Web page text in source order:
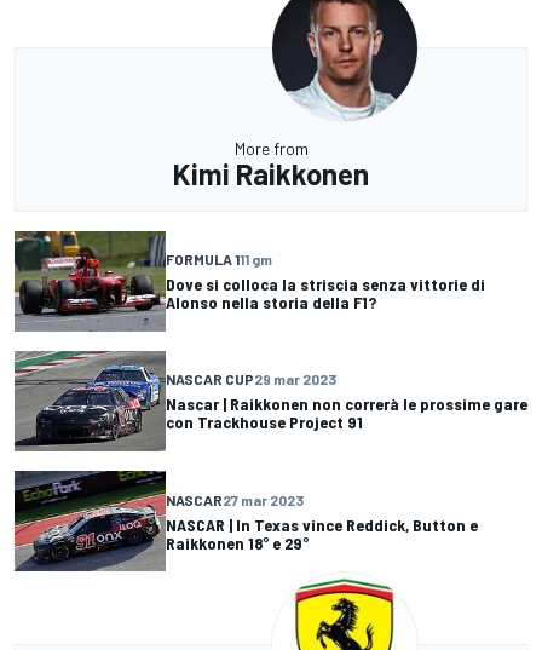
More from
Kimi Raikkonen
FORMULA 111 gm
Dove si colloca la striscia senza vittorie di
Alonso nella storia della F1?
NASCAR CUP29 mar 2023
Nascar | Raikkonen non correrà le prossime gare
con Trackhouse Project 91
NASCAR27 mar 2023
NASCAR | In Texas vince Reddick, Button e
Raikkonen 18° e 29°